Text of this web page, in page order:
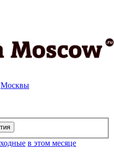
Москвы
в этом месяце